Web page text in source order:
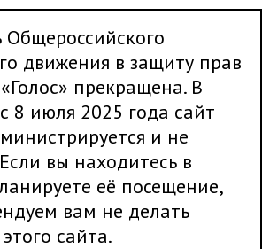
Общероссийского
движения в защиту прав
прекращена. В
8 июля 2025 года сайт
и не
вы находитесь в
её посещение,
вам не делать
сайта.